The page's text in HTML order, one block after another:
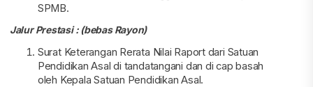
SPMB.
Jalur Prestasi : (bebas Rayon)
Surat Keterangan Rerata Nilai Raport dari Satuan
Pendidikan Asal di tandatangani dan di cap basah
oleh Kepala Satuan Pendidikan Asal.